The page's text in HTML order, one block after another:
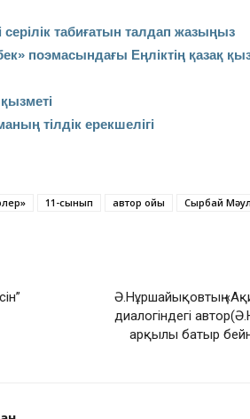
табиғатын талдап жазыңыз
поэмасындағы Еңліктің қазақ
тілдік ерекшелігі
11-сынып автор ойы Сырбай
Ә.Нұршайықовтың
диалогіндегі
арқылы батыр